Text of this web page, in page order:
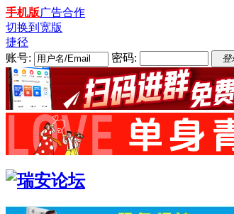
手机版广告合作
切换到宽版
捷径
账号:
密码: 登